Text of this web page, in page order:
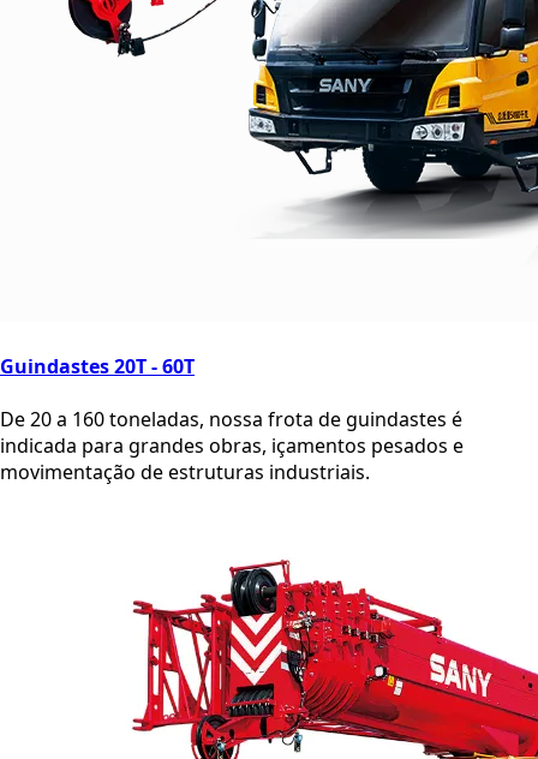
Guindastes 20T - 60T
De 20 a 160 toneladas, nossa frota de guindastes é
indicada para grandes obras, içamentos pesados e
movimentação de estruturas industriais.